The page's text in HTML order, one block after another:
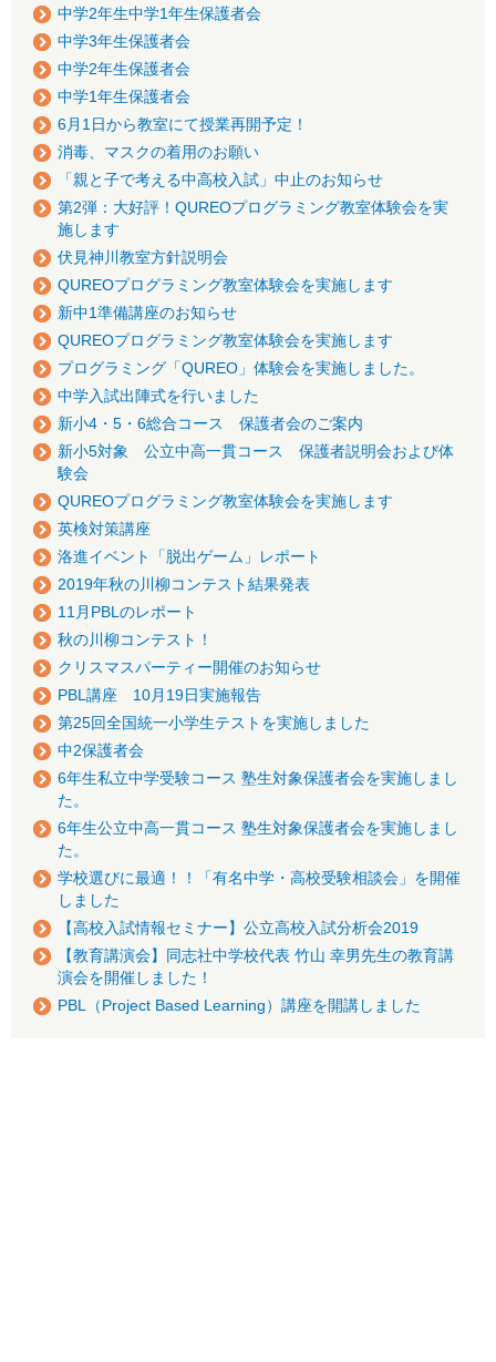
中学2年生中学1年生保護者会
中学3年生保護者会
中学2年生保護者会
中学1年生保護者会
6月1日から教室にて授業再開予定！
消毒、マスクの着用のお願い
「親と子で考える中高校入試」中止のお知らせ
第2弾：大好評！QUREOプログラミング教室体験会を実
施します
伏見神川教室方針説明会
QUREOプログラミング教室体験会を実施します
新中1準備講座のお知らせ
QUREOプログラミング教室体験会を実施します
プログラミング「QUREO」体験会を実施しました。
中学入試出陣式を行いました
新小4・5・6総合コース 保護者会のご案内
新小5対象 公立中高一貫コース 保護者説明会および体
験会
QUREOプログラミング教室体験会を実施します
英検対策講座
洛進イベント「脱出ゲーム」レポート
2019年秋の川柳コンテスト結果発表
11月PBLのレポート
秋の川柳コンテスト！
クリスマスパーティー開催のお知らせ
PBL講座 10月19日実施報告
第25回全国統一小学生テストを実施しました
中2保護者会
6年生私立中学受験コース 塾生対象保護者会を実施しまし
た。
6年生公立中高一貫コース 塾生対象保護者会を実施しまし
た。
学校選びに最適！！「有名中学・高校受験相談会」を開催
しました
【高校入試情報セミナー】公立高校入試分析会2019
【教育講演会】同志社中学校代表 竹山 幸男先生の教育講
演会を開催しました！
PBL（Project Based Learning）講座を開講しました